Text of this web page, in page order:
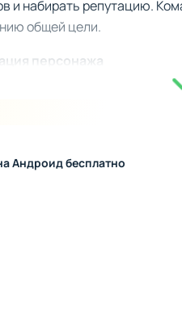
и набирать репутацию.
общей цели.
персонажа
постоянного улучшения
героя, что добавляет
прогресс
Андроид бесплатно